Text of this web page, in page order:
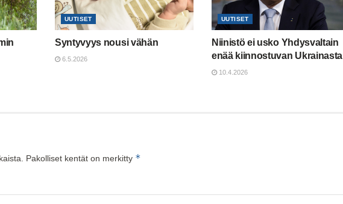
UUTISET
Syntyvyys nousi vähän
6.5.2026
UUTISET
Niinistö ei usko Yhdysvaltain
enää kiinnostuvan Ukrainasta
10.4.2026
Pakolliset kentät on merkitty *